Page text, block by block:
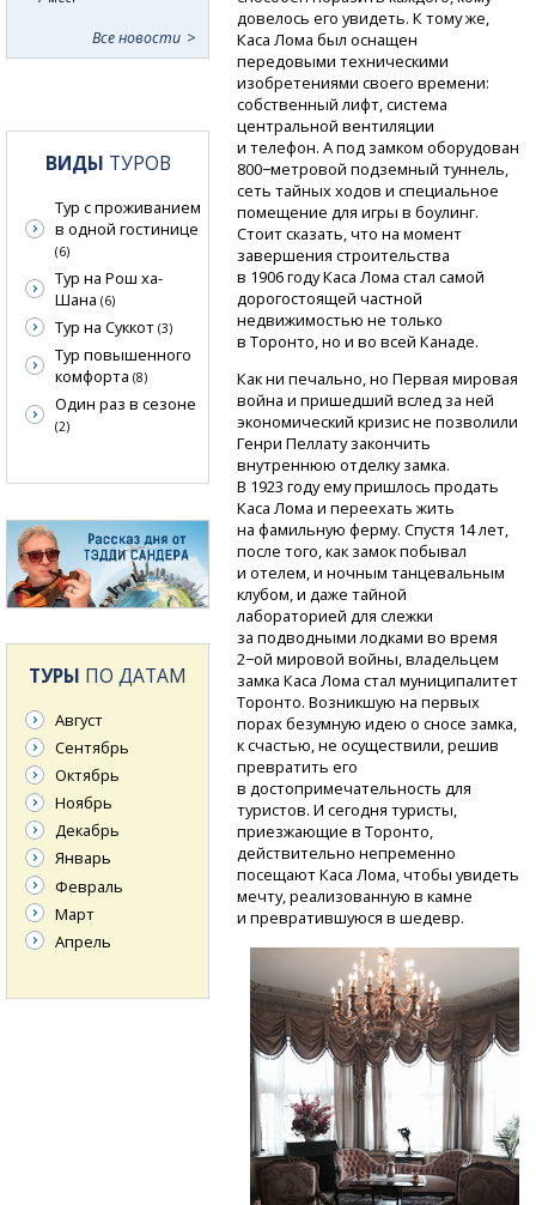
довелось его увидеть. К тому же,
Каса Лома был оснащен
передовыми техническими
изобретениями своего времени:
собственный лифт, система
центральной вентиляции
и телефон. А под замком оборудован
800−метровой подземный туннель,
сеть тайных ходов и специальное
помещение для игры в боулинг.
Стоит сказать, что на момент
завершения строительства
в 1906 году Каса Лома стал самой
дорогостоящей частной
недвижимостью не только
в Торонто, но и во всей Канаде.
Как ни печально, но Первая мировая
война и пришедший вслед за ней
экономический кризис не позволили
Генри Пеллату закончить
внутреннюю отделку замка.
В 1923 году ему пришлось продать
Каса Лома и переехать жить
на фамильную ферму. Спустя 14 лет,
после того, как замок побывал
и отелем, и ночным танцевальным
клубом, и даже тайной
лабораторией для слежки
за подводными лодками во время
2−ой мировой войны, владельцем
замка Каса Лома стал муниципалитет
Торонто. Возникшую на первых
порах безумную идею о сносе замка,
к счастью, не осуществили, решив
превратить его
в достопримечательность для
туристов. И сегодня туристы,
приезжающие в Торонто,
действительно непременно
посещают Каса Лома, чтобы увидеть
мечту, реализованную в камне
и превратившуюся в шедевр.
Все новости
ВИДЫ ТУРОВ
Тур с проживанием
в одной гостинице
(6)
Тур на Рош ха-
Шана (6)
Тур на Суккот (3)
Тур повышенного
комфорта (8)
Один раз в сезоне
(2)
ТУРЫ ПО ДАТАМ
Август
Сентябрь
Октябрь
Ноябрь
Декабрь
Январь
Февраль
Март
Апрель